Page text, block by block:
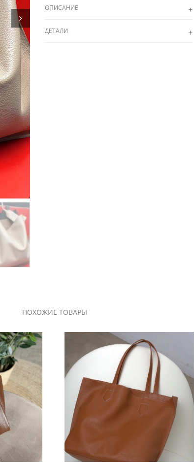
ОПИСАНИЕ
ДЕТАЛИ
ПОХОЖИЕ ТОВАРЫ